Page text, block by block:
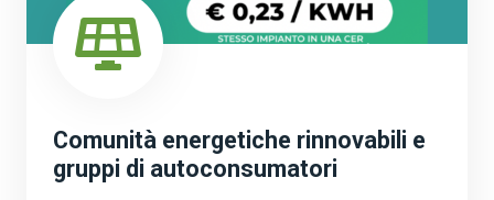
Comunità energetiche rinnovabili e
gruppi di autoconsumatori